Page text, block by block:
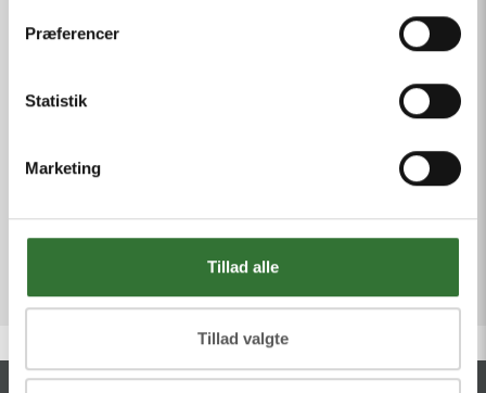
Præferencer
Statistik
Marketing
Tillad alle
Tillad valgte
Klicken Sie hier
ÖFFNUNGSZEITEN
Montag-Donnerstag: 08.00 - 16.00
Freitag: 08.00 - 15.30
Samstag-Sonntag: Geschlossen